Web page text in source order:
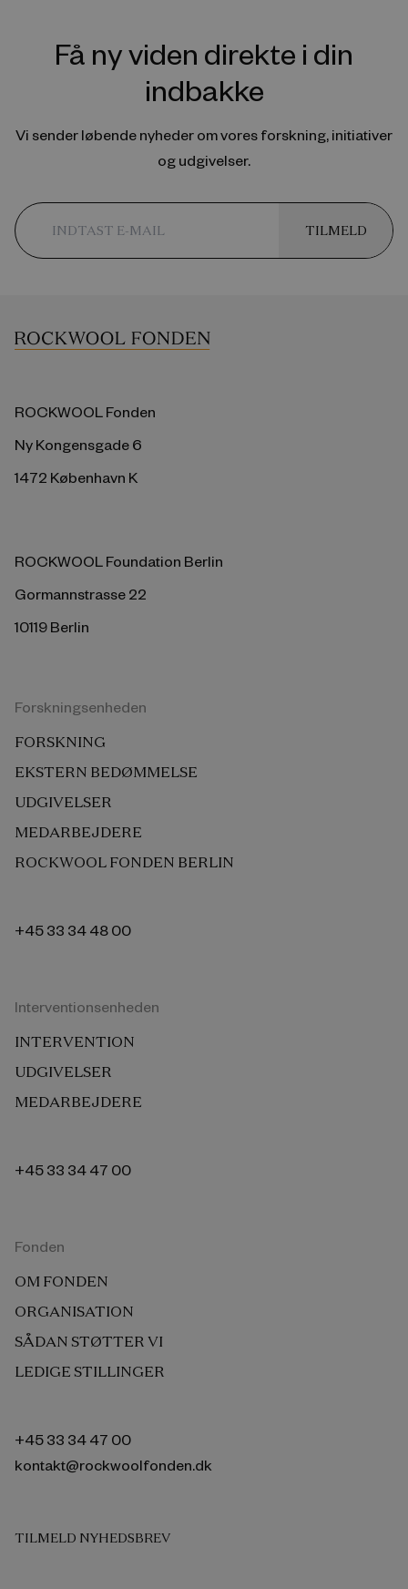
Få ny viden direkte i din
indbakke
Vi sender løbende nyheder om vores forskning, initiativer
og udgivelser.
TILMELD
ROCKWOOL Fonden
Ny Kongensgade 6
1472 København K
ROCKWOOL Foundation Berlin
Gormannstrasse 22
10119 Berlin
Forskningsenheden
FORSKNING
EKSTERN BEDØMMELSE
UDGIVELSER
MEDARBEJDERE
ROCKWOOL FONDEN BERLIN
+45 33 34 48 00
Interventionsenheden
INTERVENTION
UDGIVELSER
MEDARBEJDERE
+45 33 34 47 00
Fonden
OM FONDEN
ORGANISATION
SÅDAN STØTTER VI
LEDIGE STILLINGER
+45 33 34 47 00
kontakt@rockwoolfonden.dk
TILMELD NYHEDSBREV